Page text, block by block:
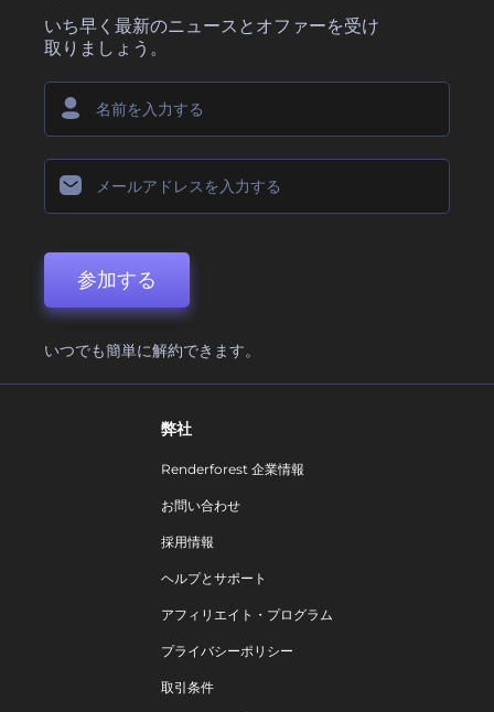
いち早く最新のニュースとオファーを受け
取りましょう。
参加する
いつでも簡単に解約できます。
弊社
Renderforest 企業情報
お問い合わせ
採用情報
ヘルプとサポート
アフィリエイト・プログラム
プライバシーポリシー
取引条件